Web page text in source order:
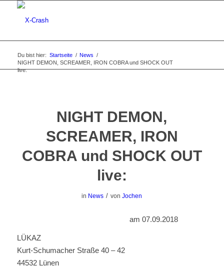
Du bist hier: Startseite / News /
NIGHT DEMON, SCREAMER, IRON COBRA und SHOCK OUT
live:
NIGHT DEMON,
SCREAMER, IRON
COBRA und SHOCK OUT
live:
in News / vonJochen
am 07.09.2018
LÜKAZ
Kurt-Schumacher Straße 40 – 42
44532 Lünen